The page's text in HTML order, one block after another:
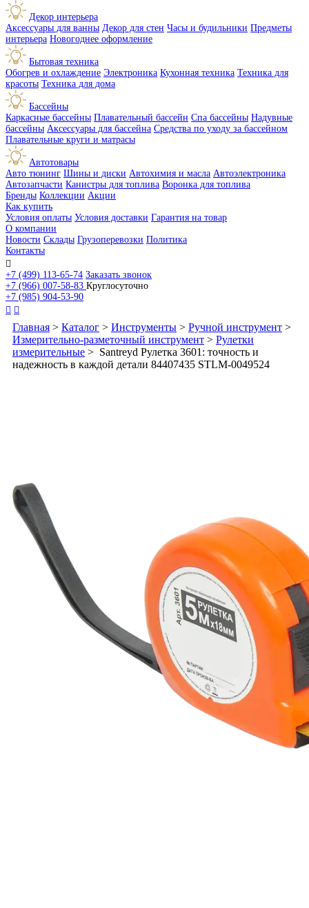
Декор интерьера
Аксессуары для ванны Декор для стен Часы и будильники Предметы
интерьера Новогоднее оформление
Бытовая техника
Обогрев и охлаждение Электроника Кухонная техника Техника для
красоты Техника для дома
Бассейны
Каркасные бассейны Плавательный бассейн Спа бассейны Надувные
бассейны Аксессуары для бассейна Средства по уходу за бассейном
Плавательные круги и матрасы
Автотовары
Авто тюнинг Шины и диски Автохимия и масла Автоэлектроника
Автозапчасти Канистры для топлива Воронка для топлива
Бренды Коллекции Акции
Как купить
Условия оплаты Условия доставки Гарантия на товар
О компании
Новости Склады Грузоперевозки Политика
Контакты

+7 (499) 113-65-74 Заказать звонок
+7 (966) 007-58-83 Круглосуточно
+7 (985) 904-53-90
 
Главная > Каталог > Инструменты > Ручной инструмент >
Измерительно-разметочный инструмент > Рулетки
измерительные > Santreyd Рулетка 3601: точность и
надежность в каждой детали 84407435 STLM-0049524